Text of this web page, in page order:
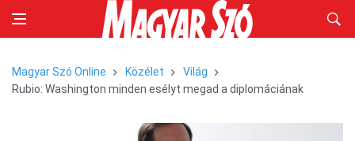
Magyar Szó Online Közélet
Világ
Rubio: Washington minden esélyt megad a diplomáciának